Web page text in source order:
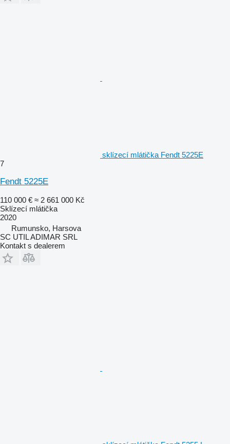
sklízecí mlátička Fendt 5225E
7
Fendt 5225E
110 000 € ≈ 2 661 000 Kč
Sklízecí mlátička
2020
Rumunsko, Harsova
SC UTIL ADIMAR SRL
Kontakt s dealerem